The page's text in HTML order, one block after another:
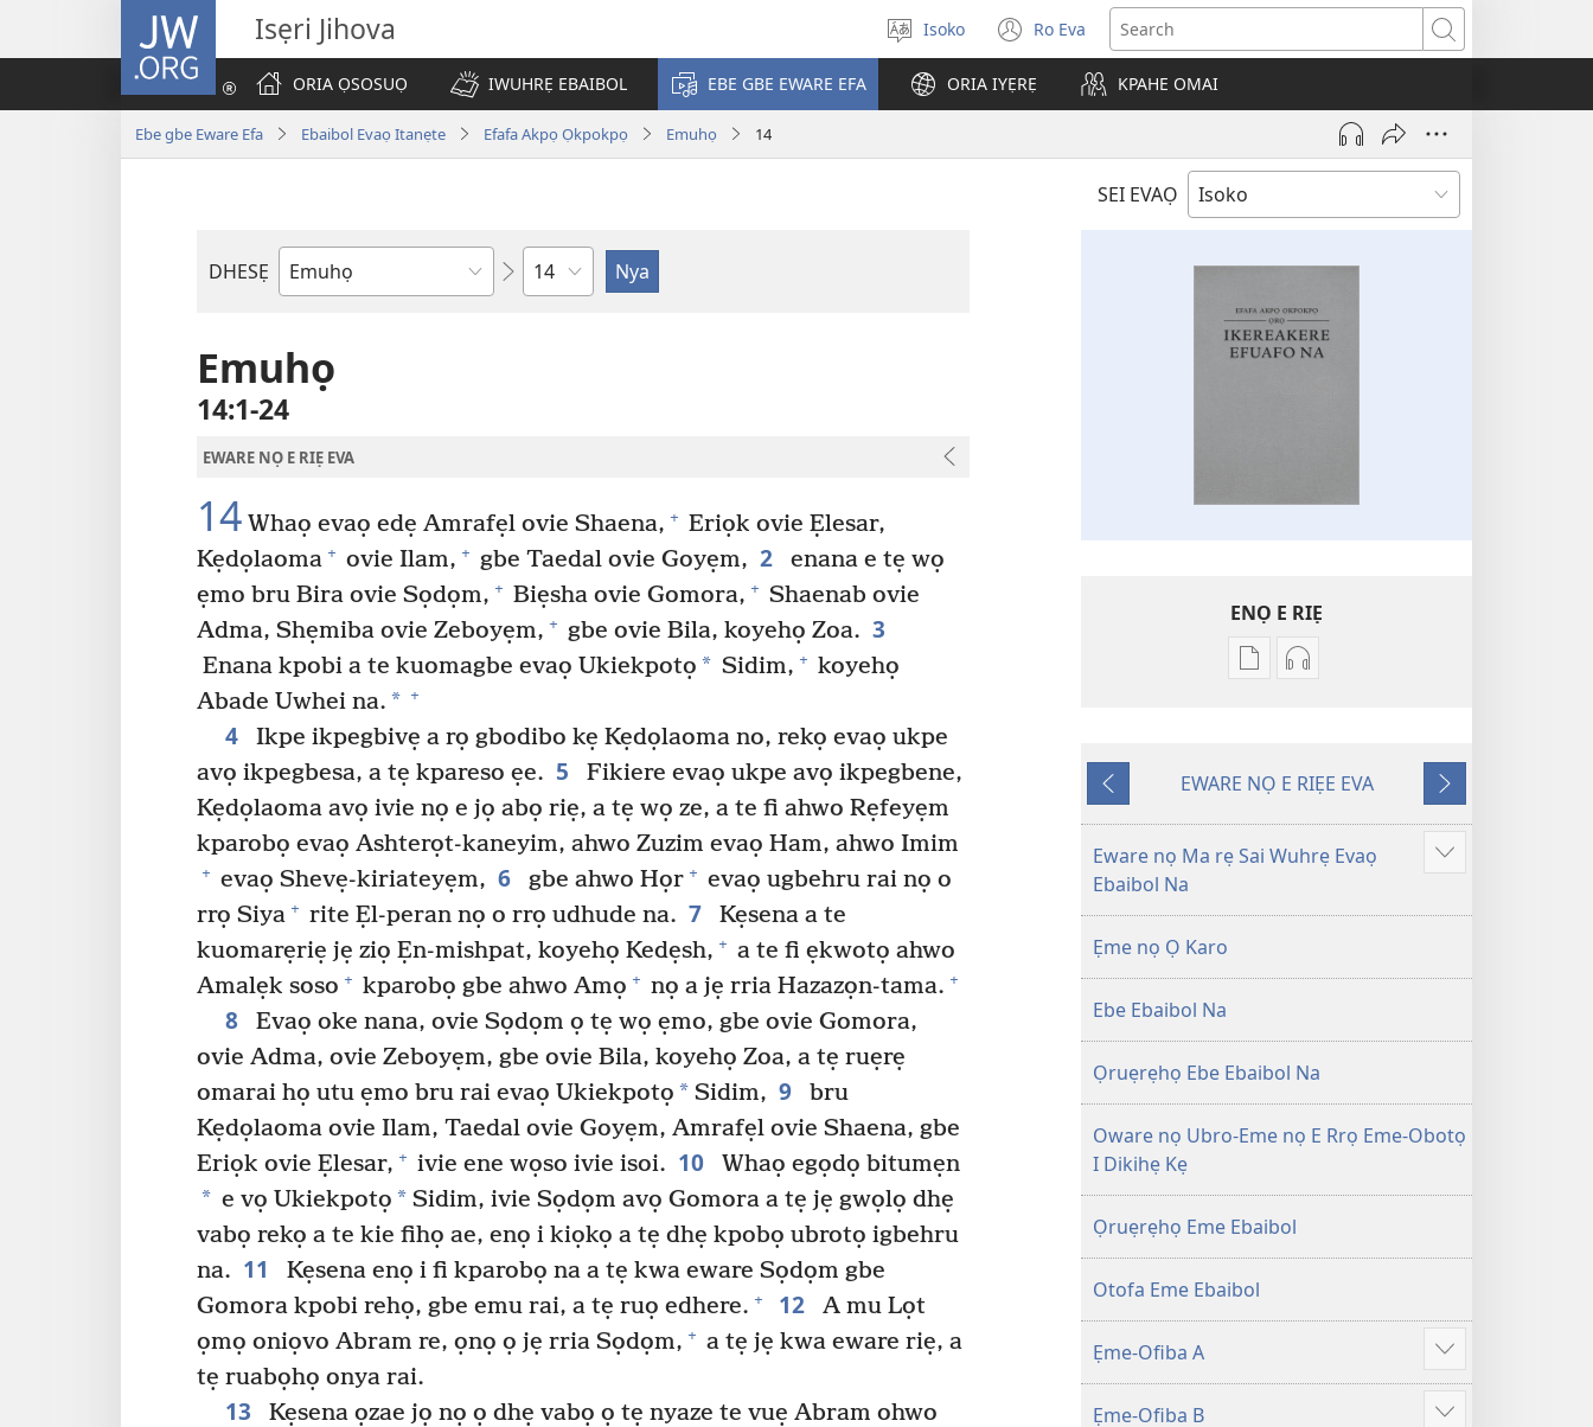
JW.ORG Isẹri Jihova
Salọ
ẹvẹrẹ
Isoko Ro Eva
(opens
new
window)
Search
ORIA ỌSOSUỌ
IWUHRẸ EBAIBOL EBE GBE EWARE EFA ORIA IYẸRẸ KPAHE OMAI
Ebe gbe Eware Efa Ebaibol Evaọ Itanẹte Efafa Akpọ Ọkpokpọ Emuhọ 14
SEI EVAỌ
DHESẸ
Ebe
Uzou
Emuhọ
14:1-24
EWARE NỌ E RIẸ EVA
14 Whaọ evaọ edẹ Amrafẹl ovie Shaena, + Eriọk ovie Ẹlesar,
Kẹdọlaoma + ovie Ilam, + gbe Taedal ovie Goyẹm, 2
enana e tẹ wọ
ẹmo bru Bira ovie Sọdọm, + Biẹsha ovie Gomora, + Shaenab ovie
Adma, Shẹmiba ovie Zeboyẹm, + gbe ovie Bila, koyehọ Zoa. 3
Enana kpobi a te kuomagbe evaọ Ukiekpotọ * Sidim, + koyehọ
Abade Uwhei na. * +
4
Ikpe ikpegbivẹ a rọ gbodibo kẹ Kẹdọlaoma no, rekọ evaọ ukpe
avọ ikpegbesa, a tẹ kpareso ẹe. 5
Fikiere evaọ ukpe avọ ikpegbene,
Kẹdọlaoma avọ ivie nọ e jọ abọ riẹ, a tẹ wọ ze, a te fi ahwo Rẹfeyẹm
kparobọ evaọ Ashterọt-kaneyim, ahwo Zuzim evaọ Ham, ahwo Imim
+ evaọ Shevẹ-kiriateyẹm, 6 gbe ahwo Họr + evaọ ugbehru rai nọ o
rrọ Siya + rite Ẹl-peran nọ o rrọ udhude na. 7
Kẹsena a te
kuomarẹriẹ jẹ ziọ Ẹn-mishpat, koyehọ Kedẹsh, + a te fi ẹkwotọ ahwo
Amalẹk soso + kparobọ gbe ahwo Amọ + nọ a jẹ rria Hazazọn-tama. +
8
Evaọ oke nana, ovie Sọdọm ọ tẹ wọ ẹmo, gbe ovie Gomora,
ovie Adma, ovie Zeboyẹm, gbe ovie Bila, koyehọ Zoa, a tẹ ruẹrẹ
omarai họ utu ẹmo bru rai evaọ Ukiekpotọ * Sidim, 9
bru
Kẹdọlaoma ovie Ilam, Taedal ovie Goyẹm, Amrafẹl ovie Shaena, gbe
Eriọk ovie Ẹlesar, + ivie ene wọso ivie isoi. 10 Whaọ egọdọ bitumẹn
* e vọ Ukiekpotọ * Sidim, ivie Sọdọm avọ Gomora a tẹ jẹ gwọlọ dhẹ
vabọ rekọ a te kie fihọ ae, enọ i kiọkọ a tẹ dhẹ kpobọ ubrotọ igbehru
na. 11
Kẹsena enọ i fi kparobọ na a tẹ kwa eware Sọdọm gbe
Gomora kpobi rehọ, gbe emu rai, a tẹ ruọ edhere. + 12
A mu Lọt
ọmọ oniọvo Abram re, ọnọ ọ jẹ rria Sọdọm, + a tẹ jẹ kwa eware riẹ, a
tẹ ruabọhọ onya rai.
13
Kẹsena ọzae jọ nọ ọ dhẹ vabọ ọ tẹ nyaze te vuẹ Abram ohwo
ENỌ E RIẸ
Oghẹrẹ
nọ
rẹ
sae
Ọkpokpọ
Ikereakere
Efuafo
Na
(Onọ
evaọ
Oghẹrẹ
danlodu
Akpọ
Ọkpokpọ
Na
a
wariẹ
fa
evaọ
2013)
Onọ
U
Kpemu
EWARE NỌ E RIẸE EVA
Onọ
O
Kẹle
Eware nọ Ma rẹ Sai Wuhrẹ Evaọ
Ebaibol Na
Show
Ẹme nọ Ọ Karo
Ebe Ebaibol Na
Ọruẹrẹhọ Ebe Ebaibol Na
Oware nọ Ubro-Eme nọ E Rrọ Eme-Obotọ
I Dikihẹ Kẹ
Ọruẹrẹhọ Eme Ebaibol
Otofa Eme Ebaibol
Ẹme-Ofiba A
Show
more
Ẹme-Ofiba B